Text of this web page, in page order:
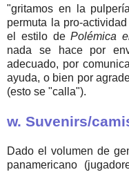
"gritamos en la
permuta la pro-
el estilo dePolémica
nada se hace por
adecuado, por
ayuda, o bien por
(esto se "calla").
w. Suvenirs/
Dado el volumen de
panamericano